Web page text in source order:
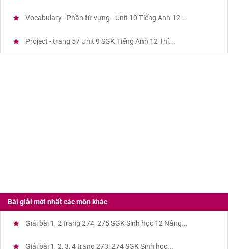
Vocabulary - Phần từ vựng - Unit 10 Tiếng Anh 12...
Project - trang 57 Unit 9 SGK Tiếng Anh 12 Thí...
Bài giải mới nhất các môn khác
Giải bài 1, 2 trang 274, 275 SGK Sinh học 12 Nâng...
Giải bài 1, 2, 3, 4 trang 273, 274 SGK Sinh học...